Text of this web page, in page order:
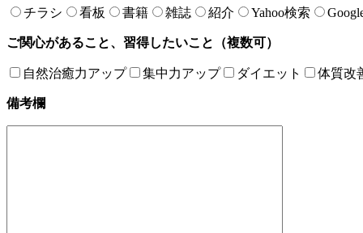
チラシ 看板 書籍 雑誌 紹介 Yahoo検索
ご関心があること、習得したいこと（複数可）
自然治癒力アップ 集中力アップ ダイエット 体質改
備考欄